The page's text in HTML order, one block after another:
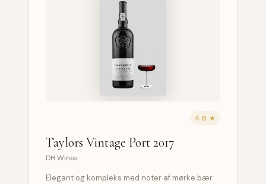
4.8 ★
Taylors Vintage Port 2017
DH Wines
Elegant og kompleks med noter af mørke bær